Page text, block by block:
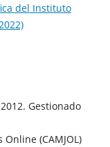
del Instituto
Gestionado
(CAMJOL)